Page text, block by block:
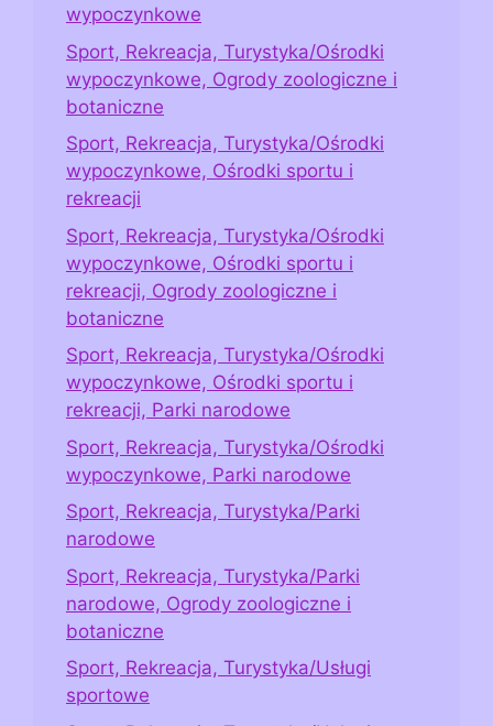
wypoczynkowe
Sport, Rekreacja, Turystyka/Ośrodki
wypoczynkowe, Ogrody zoologiczne i
botaniczne
Sport, Rekreacja, Turystyka/Ośrodki
wypoczynkowe, Ośrodki sportu i
rekreacji
Sport, Rekreacja, Turystyka/Ośrodki
wypoczynkowe, Ośrodki sportu i
rekreacji, Ogrody zoologiczne i
botaniczne
Sport, Rekreacja, Turystyka/Ośrodki
wypoczynkowe, Ośrodki sportu i
rekreacji, Parki narodowe
Sport, Rekreacja, Turystyka/Ośrodki
wypoczynkowe, Parki narodowe
Sport, Rekreacja, Turystyka/Parki
narodowe
Sport, Rekreacja, Turystyka/Parki
narodowe, Ogrody zoologiczne i
botaniczne
Sport, Rekreacja, Turystyka/Usługi
sportowe